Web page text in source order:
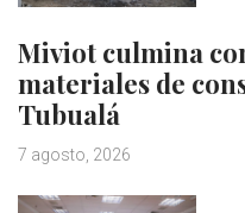
Miviot culmina
materiales de
Tubualá
7 agosto, 2026